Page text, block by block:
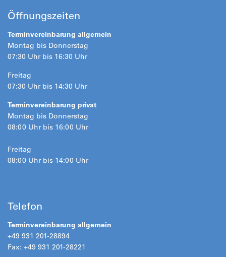
Öffnungszeiten
Terminvereinbarung allgemein
Montag bis Donnerstag
07:30 Uhr bis 16:30 Uhr
Freitag
07:30 Uhr bis 14:30 Uhr
Terminvereinbarung privat
Montag bis Donnerstag
08:00 Uhr bis 16:00 Uhr
Freitag
08:00 Uhr bis 14:00 Uhr
Telefon
Terminvereinbarung allgemein
+49 931 201-28894
Fax: +49 931 201-28221